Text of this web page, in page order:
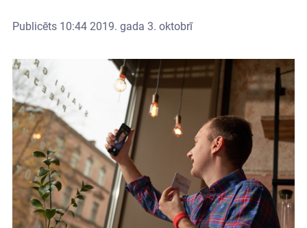
Publicēts 10:44 2019. gada 3. oktobrī